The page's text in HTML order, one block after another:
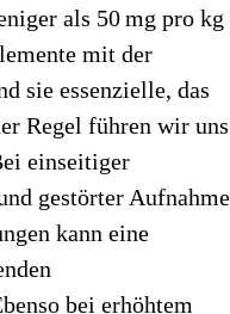
als 50 mg pro kg
mit der
sie essenzielle, das
Regel führen wir uns
einseitiger
gestörter Aufnahme
kann eine
bei erhöhtem